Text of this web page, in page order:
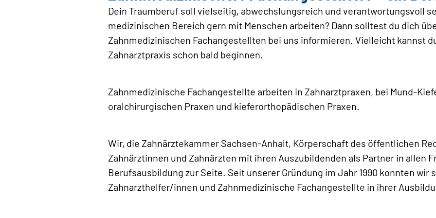
Dein Traumberuf soll vielseitig, abwechslungsreich und verantwortungsvoll
medizinischen Bereich gern mit Menschen arbeiten? Dann solltest du dich
Zahnmedizinischen Fachangestellten bei uns informieren. Vielleicht kannst
Zahnarztpraxis schon bald beginnen.
Zahnmedizinische Fachangestellte arbeiten in Zahnarztpraxen, bei Mund-
oralchirurgischen Praxen und kieferorthopädischen Praxen.
Wir, die Zahnärztekammer Sachsen-Anhalt, Körperschaft des öffentlichen
Zahnärztinnen und Zahnärzten mit ihren Auszubildenden als Partner in allen
Berufsausbildung zur Seite. Seit unserer Gründung im Jahr 1990 konnten wir
Zahnarzthelfer/innen und Zahnmedizinische Fachangestellte in ihrer